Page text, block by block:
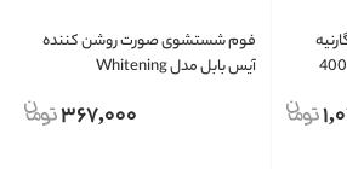
Garnier مدل Salisilik حجم 400
فوم شستشوی صورت روشن کننده
آیس بابل مدل Whitening
367,000